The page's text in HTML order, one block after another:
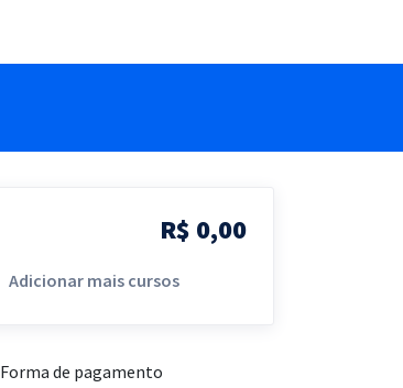
R$ 0,00
Adicionar mais cursos
Forma de pagamento